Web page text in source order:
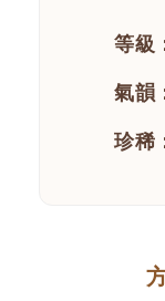
等級
氣韻
珍稀